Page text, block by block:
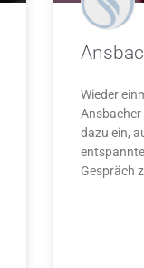
Wieder
dazu ein,
Gespräch